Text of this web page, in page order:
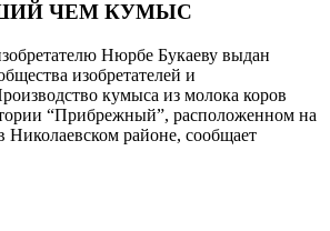
ЧЕМ КУМЫС
Нюрбе Букаеву выдан
изобретателей и
кумыса из молока коров
“Прибрежный”, расположенном на
Николаевском районе, сообщает